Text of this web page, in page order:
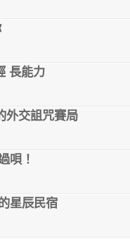
長能力
外交詛咒賽局
唄！
星辰民宿